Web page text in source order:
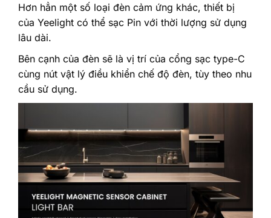
Hơn hẳn một số loại đèn cảm ứng khác, thiết bị
của Yeelight có thể sạc Pin với thời lượng sử dụng
lâu dài.
Bên cạnh của đèn sẽ là vị trí của cổng sạc type-C
cùng nút vật lý điều khiển chế độ đèn, tùy theo nhu
cầu sử dụng.